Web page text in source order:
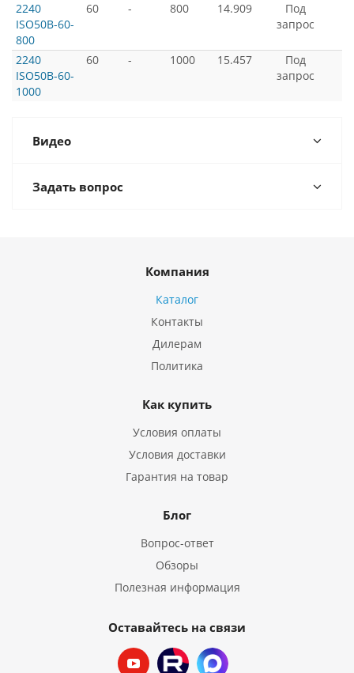
2240
ISO50B-60-
800
60 - 800 14.909
Под
запрос
2240
ISO50B-60-
1000
60 - 1000 15.457
Под
запрос
Видео
Задать вопрос
Компания
Каталог
Контакты
Дилерам
Политика
Как купить
Условия оплаты
Условия доставки
Гарантия на товар
Блог
Вопрос-ответ
Обзоры
Полезная информация
Оставайтесь на связи